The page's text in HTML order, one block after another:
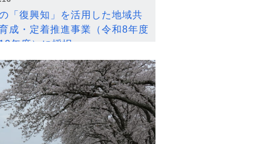
「復興知」を活用した地域共
成・定着推進事業（令和8年度
年度）に採択